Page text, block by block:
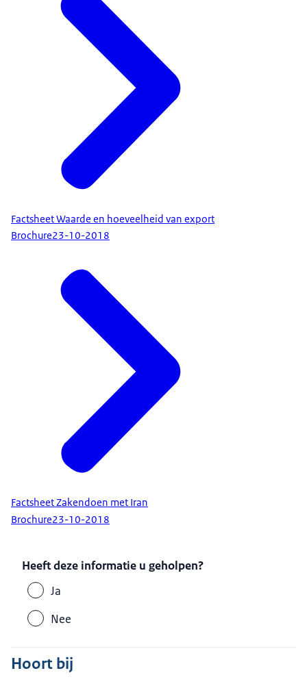
Factsheet Waarde en hoeveelheid van export
Brochure23-10-2018
Factsheet Zakendoen met Iran
Brochure23-10-2018
Heeft deze informatie u geholpen?
Ja
Nee
Hoort bij